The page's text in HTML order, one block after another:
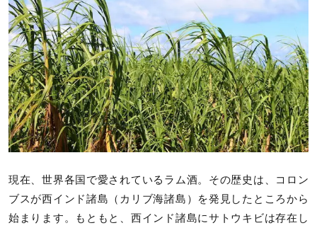
現在、世界各国で愛されているラム酒。その歴史は、コロン
ブスが西インド諸島（カリブ海諸島）を発見したところから
始まります。もともと、西インド諸島にサトウキビは存在し